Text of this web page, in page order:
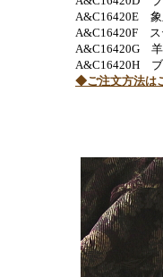
A&C16420E 象
A&C16420F ス
A&C16420G
A&C16420H ブ
◆ご注文方法は